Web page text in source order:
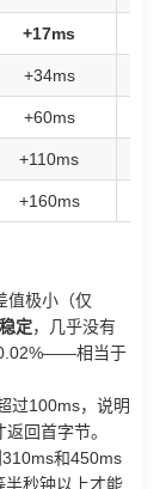
+17ms
+34ms
+60ms
+110ms
+160ms
值极小（仅
定，几乎没有
0.02%——相当于
过100ms，说明
回首字节。
和450ms
秒钟以上才能